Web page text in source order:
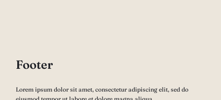
Footer
Lorem ipsum dolor sit amet, consectetur adipiscing elit, sed do